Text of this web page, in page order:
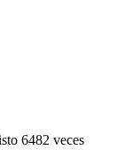
6482 veces